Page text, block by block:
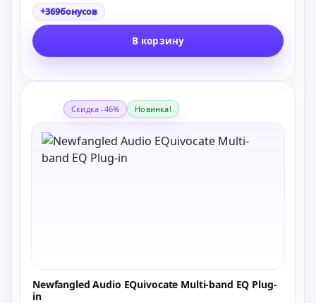
+369бонусов
В корзину
Скидка -46% Новинка!
Newfangled Audio EQuivocate Multi-band EQ Plug-
in